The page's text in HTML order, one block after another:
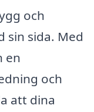
och
sin sida. Med
en
och
att dina